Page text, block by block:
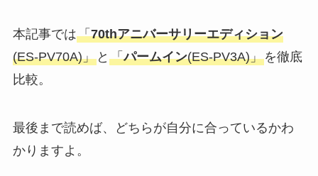
本記事では「70thアニバーサリーエディション
(ES-PV70A)」と 「パームイン(ES-PV3A)」を徹底
比較。
最後まで読めば、どちらが自分に合っているかわ
かりますよ。